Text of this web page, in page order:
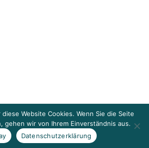
Website Cookies. Wenn Sie die Seite
gehen wir von Ihrem Einverständnis aus.
Datenschutzerklärung